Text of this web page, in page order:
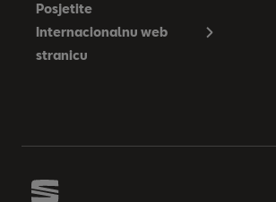
Posjetite
Internacionalnu web
stranicu